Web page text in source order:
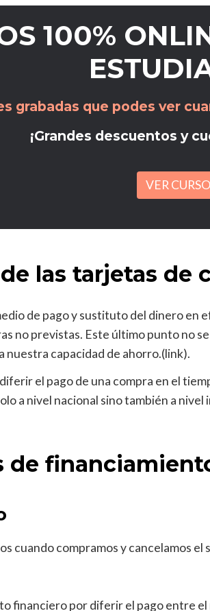
100%
grabadas que podes ver
¡Grandes descuentos y
VER
las tarjetas de
de pago y sustituto del dinero en
no previstas. Este último punto no
nuestra capacidad de ahorro.(link).
el pago de una compra en el
a nivel nacional sino también a
de
cuando compramos y cancelamos
financiero por diferir el pago entre el